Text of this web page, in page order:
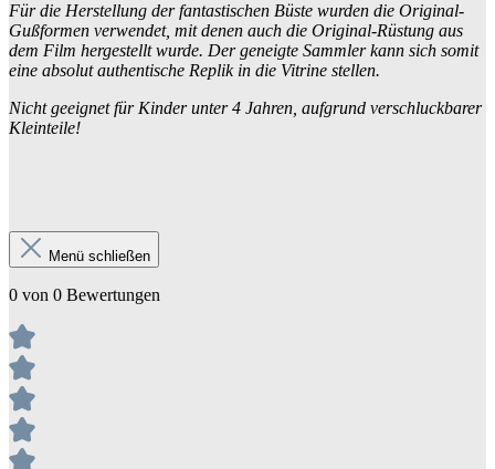
Für die Herstellung der fantastischen Büste wurden die Original-
Gußformen verwendet, mit denen auch die Original-Rüstung aus
dem Film hergestellt wurde. Der geneigte Sammler kann sich somit
eine absolut authentische Replik in die Vitrine stellen.
Nicht geeignet für Kinder unter 4 Jahren, aufgrund verschluckbarer
Kleinteile!
Menü schließen
0 von 0 Bewertungen